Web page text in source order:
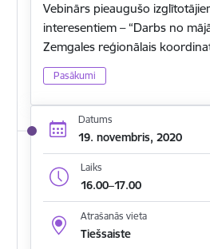
Vebinārs pieaugušo
interesentiem – “Darbs no
Zemgales reģionālais
Pasākumi
Datums
19. novembris, 2020
Laiks
16.00–17.00
Atrašanās vieta
Tiešsaiste